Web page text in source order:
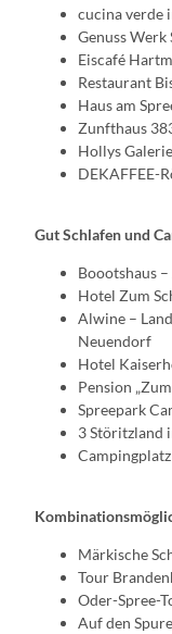
cucina verde
Genuss Werk
Eiscafé
Restaurant
Haus am
Zunfthaus
Hollys
DEKAFFEE-
Gut Schlafen und
Boootshaus
Hotel Zum
Alwine –
Neuendorf
Hotel
Pension
Spreepark
3 Störitzland
Märkische
Tour
Oder-Spree-
Auf den